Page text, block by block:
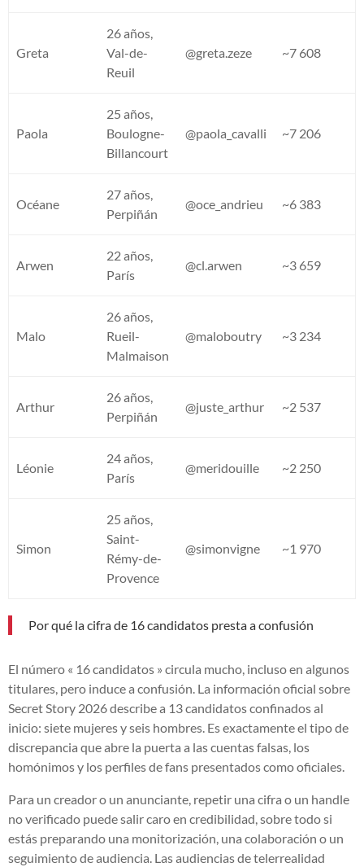
Greta
26 años,
Val-de-
Reuil
@greta.zeze ~7 608
Paola
25 años,
Boulogne-
Billancourt
@paola_cavalli ~7 206
Océane
27 años,
Perpiñán
@oce_andrieu ~6 383
Arwen
22 años,
París
@cl.arwen ~3 659
Malo
26 años,
Rueil-
Malmaison
@maloboutry ~3 234
Arthur
26 años,
Perpiñán
@juste_arthur ~2 537
Léonie
24 años,
París
@meridouille ~2 250
Simon
25 años,
Saint-
Rémy-de-
Provence
@simonvigne ~1 970
Por qué la cifra de 16 candidatos presta a confusión
El número « 16 candidatos » circula mucho, incluso en algunos
titulares, pero induce a confusión. La información oficial sobre
Secret Story 2026 describe a 13 candidatos confinados al
inicio: siete mujeres y seis hombres. Es exactamente el tipo de
discrepancia que abre la puerta a las cuentas falsas, los
homónimos y los perfiles de fans presentados como oficiales.
Para un creador o un anunciante, repetir una cifra o un handle
no verificado puede salir caro en credibilidad, sobre todo si
estás preparando una monitorización, una colaboración o un
seguimiento de audiencia. Las audiencias de telerrealidad